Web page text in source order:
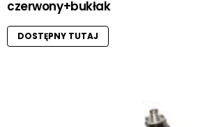
czerwony+bukłak
DOSTĘPNY TUTAJ